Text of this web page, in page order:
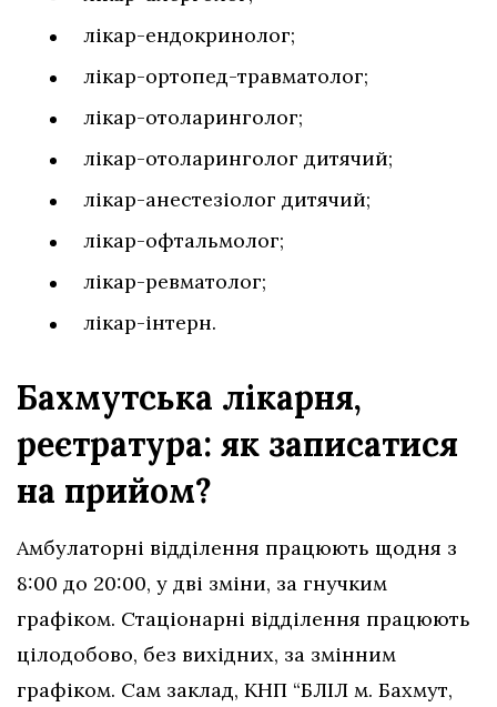
лікар-ендокринолог;
лікар-ортопед-травматолог;
лікар-отоларинголог;
лікар-отоларинголог дитячий;
лікар-анестезіолог дитячий;
лікар-офтальмолог;
лікар-ревматолог;
лікар-інтерн.
Бахмутська лікарня,
реєтратура: як записатися
на прийом?
Амбулаторні відділення працюють щодня з
8:00 до 20:00, у дві зміни, за гнучким
графіком. Стаціонарні відділення працюють
цілодобово, без вихідних, за змінним
графіком. Сам заклад, КНП “БЛІЛ м. Бахмут,